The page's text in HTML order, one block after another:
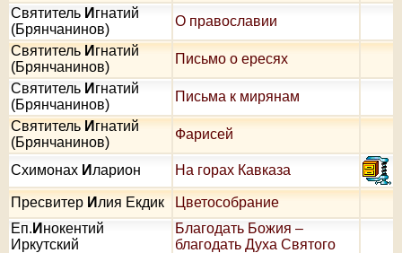
Святитель И гнатий
(Брянчанинов)
О православии
СвятительИгнатий
(Брянчанинов)
Письмо о ересях
Святитель И гнатий
(Брянчанинов)
Письма к мирянам
СвятительИгнатий
(Брянчанинов)
Фарисей
Схимонах И ларион На горах Кавказа
Пресвитер И лия Екдик
Цветособрание
Еп. И нокентий
Иркутский
Благодать Божия –
благодать Духа Святого